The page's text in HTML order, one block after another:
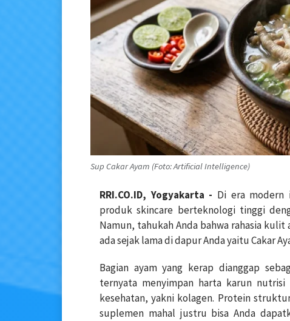
Sup Cakar Ayam (Foto: Artificial Intelligence)
RRI.CO.ID, Yogyakarta - Di era modern
produk skincare berteknologi tinggi
Namun, tahukah Anda bahwa rahasia
ada sejak lama di dapur Anda yaitu Cakar
Bagian ayam yang kerap dianggap
ternyata menyimpan harta karun
kesehatan, yakni kolagen. Protein
suplemen mahal justru bisa Anda